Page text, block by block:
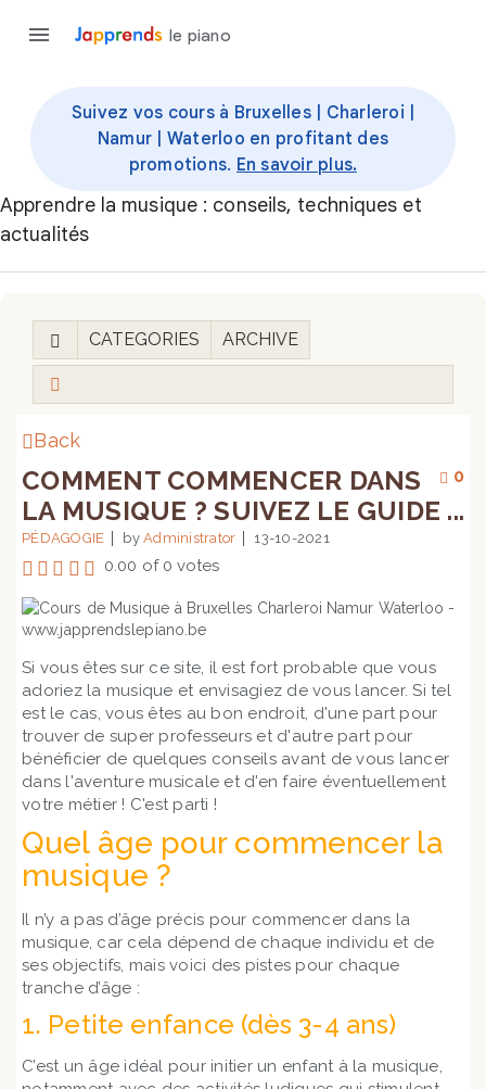
le piano
Suivez vos cours à Bruxelles | Charleroi |
Namur | Waterloo en profitant des
promotions. En savoir plus.
Apprendre la musique : conseils, techniques et
actualités
CATEGORIES ARCHIVE
Back
0
COMMENT COMMENCER DANS
LA MUSIQUE ? SUIVEZ LE GUIDE ...
PÉDAGOGIE byAdministrator 13-10-2021
0.00 of 0 votes
Si vous êtes sur ce site, il est fort probable que vous
adoriez la musique et envisagiez de vous lancer. Si tel
est le cas, vous êtes au bon endroit, d'une part pour
trouver de super professeurs et d'autre part pour
bénéficier de quelques conseils avant de vous lancer
dans l'aventure musicale et d'en faire éventuellement
votre métier ! C'est parti !
Quel âge pour commencer la
musique ?
Il n’y a pas d’âge précis pour commencer dans la
musique, car cela dépend de chaque individu et de
ses objectifs, mais voici des pistes pour chaque
tranche d’âge :
1. Petite enfance (dès 3-4 ans)
C’est un âge idéal pour initier un enfant à la musique,